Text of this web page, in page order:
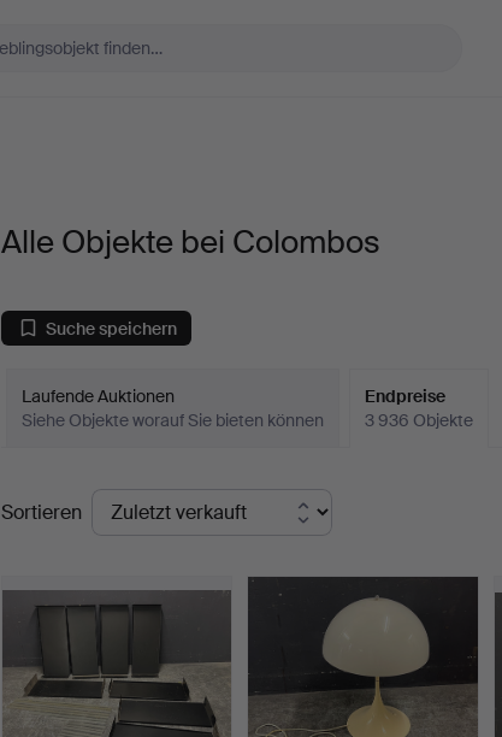
Alle Objekte bei Colombos
Suche speichern
Laufende Auktionen
Siehe Objekte worauf Sie bieten können
Endpreise
3 936 Objekte
Endpreise
Sortieren